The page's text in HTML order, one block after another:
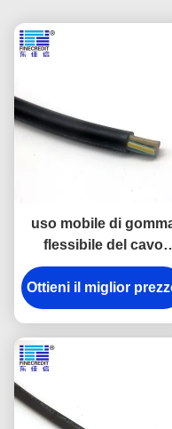
uso mobile di
flessibile del cavo
H05RR-F di
450/750v Epdm
Ottieni il miglior